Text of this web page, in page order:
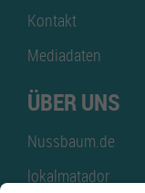
Kontakt
Mediadaten
ÜBER UNS
Nussbaum.de
lokalmatador